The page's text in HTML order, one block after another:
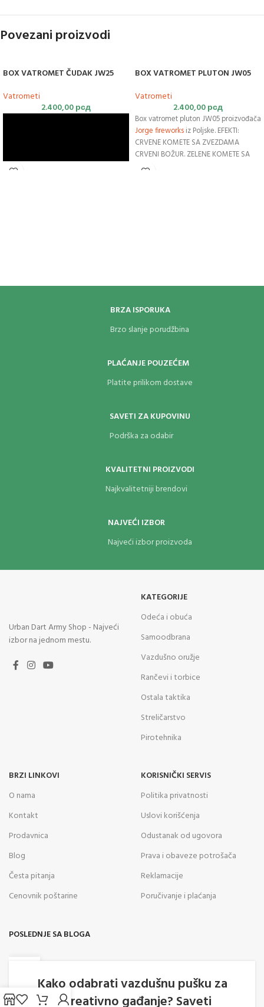
Povezani proizvodi
BOX VATROMET ČUDAK JW25
Vatrometi
2.400,00рсд
BOX VATROMET PLUTON JW05
Vatrometi
2.400,00рсд
Box vatromet pluton JW05 proizvođača
Jorge fireworks iz Poljske. EFEKTI:
CRVENE KOMETE SA ZVEZDAMA
CRVENI BOŽUR. ZELENE KOMETE SA
ZVEZDAMA KRUNOM ZELENI BOŽUR;
BRZA ISPORUKA
Brzo slanje porudžbina
PLAĆANJE POUZEĆEM
Platite prilikom dostave
SAVETI ZA KUPOVINU
Podrška za odabir
KVALITETNI PROIZVODI
Najkvalitetniji brendovi
NAJVEĆI IZBOR
Najveći izbor proizvoda
Urban Dart Army Shop - Najveći
izbor na jednom mestu.
KATEGORIJE
Odeća i obuća
Samoodbrana
Vazdušno oružje
Rančevi i torbice
Ostala taktika
Streličarstvo
Pirotehnika
BRZI LINKOVI
O nama
Kontakt
Prodavnica
Blog
Česta pitanja
Cenovnik poštarine
KORISNIČKI SERVIS
Politika privatnosti
Uslovi korišćenja
Odustanak od ugovora
Prava i obaveze potrošača
Reklamacije
Poručivanje i plaćanja
POSLEDNJE SA BLOGA
Kako odabrati vazdušnu pušku za
rekreativno gađanje? Saveti